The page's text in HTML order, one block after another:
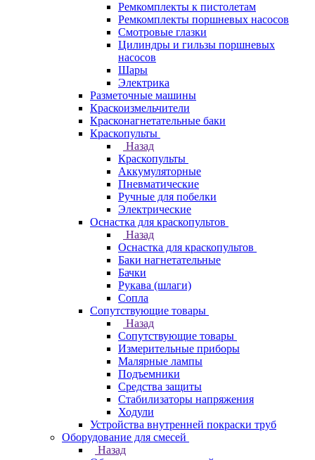
Ремкомплекты к пистолетам
Ремкомплекты поршневых насосов
Смотровые глазки
Цилиндры и гильзы поршневых
насосов
Шары
Электрика
Разметочные машины
Краскоизмельчители
Красконагнетательные баки
Краскопульты
Назад
Краскопульты
Аккумуляторные
Пневматические
Ручные для побелки
Электрические
Оснастка для краскопультов
Назад
Оснастка для краскопультов
Баки нагнетательные
Бачки
Рукава (шлаги)
Сопла
Сопутствующие товары
Назад
Сопутствующие товары
Измерительные приборы
Малярные лампы
Подъемники
Средства защиты
Стабилизаторы напряжения
Ходули
Устройства внутренней покраски труб
Оборудование для смесей
Назад